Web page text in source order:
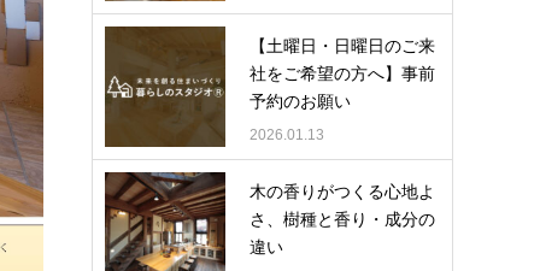
【土曜日・日曜日のご来
社をご希望の方へ】事前
予約のお願い
2026.01.13
木の香りがつくる心地よ
さ、樹種と香り・成分の
違い